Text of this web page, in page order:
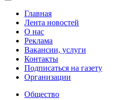
Главная
Лента новостей
О нас
Реклама
Вакансии, услуги
Контакты
Подписаться на газету
Организации
Общество